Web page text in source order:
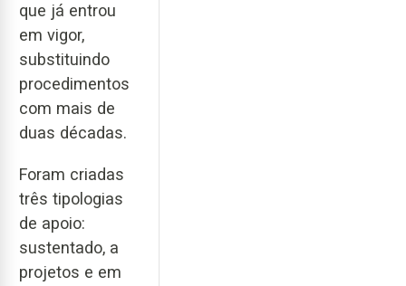
que já entrou
em vigor,
substituindo
procedimentos
com mais de
duas décadas.
Foram criadas
três tipologias
de apoio:
sustentado, a
projetos e em